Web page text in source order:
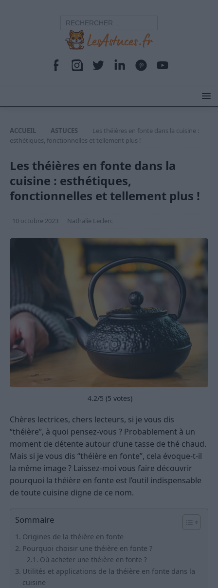
ACCUEIL ASTUCES
Les théières en fonte dans la cuisine :
esthétiques, fonctionnelles et tellement plus !
Les théières en fonte dans la
cuisine : esthétiques,
fonctionnelles et tellement plus !
10 octobre 2023 Nathalie Leclerc
4.2/5 (5 votes)
Chères lectrices, chers lecteurs, si je vous dis
“théière”, à quoi pensez-vous ? Probablement à un
moment de détente autour d’une tasse de thé chaud.
Mais si je vous dis “théière en fonte”, cela évoque-t-il
la même image ? Laissez-moi vous faire découvrir
pourquoi la théière en fonte est l’outil indispensable
de toute cuisine digne de ce nom.
Sommaire
Origines de la théière en fonte
Pourquoi choisir une théière en fonte ?
Où acheter une théière en fonte ?
Utilités et applications de la théière en fonte dans la
cuisine